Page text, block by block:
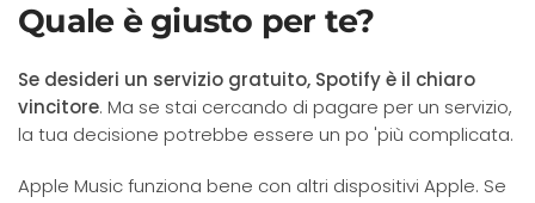
Quale è giusto per te?
Se desideri un servizio gratuito, Spotify è il chiaro
vincitore. Ma se stai cercando di pagare per un servizio,
la tua decisione potrebbe essere un po 'più complicata.
Apple Music funziona bene con altri dispositivi Apple. Se